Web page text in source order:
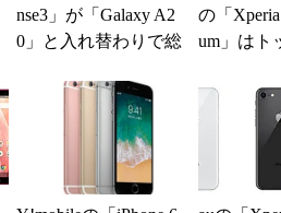
nse3」が「Galaxy A2
0」と入れ替わりで総
の「
um」はト